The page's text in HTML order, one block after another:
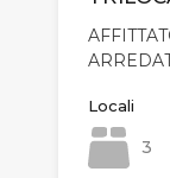
Locali
3